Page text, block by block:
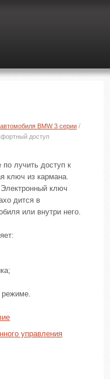
BMW 3 серии /
доступ
лучить доступ к
ключ из кармана.
ключ
дится в
или внутри него.
режиме.
управления